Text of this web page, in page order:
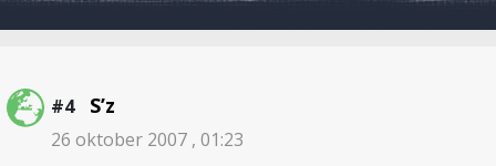
#4 S’z
26 oktober 2007 , 01:23